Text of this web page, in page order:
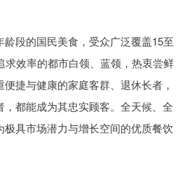
段的国民美食，受众广泛覆盖15至
求效率的都市白领、蓝领，热衷尝鲜
捷与健康的家庭客群、退休长者，
都能成为其忠实顾客。全天候、全
具市场潜力与增长空间的优质餐饮